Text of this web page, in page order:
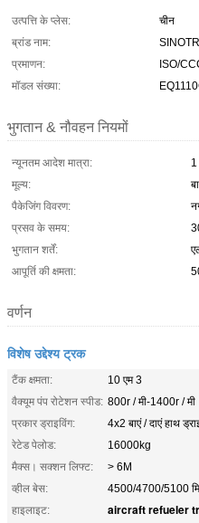
उत्पत्ति के प्लेस:
चीन
ब्रांड नाम:
प्रमाणन:
ISO/
मॉडल संख्या:
भुगतान & नौवहन नियमों
न्यूनतम आदेश मात्रा:
1
मूल्य:
पैकेजिंग विवरण:
प्रसव के समय:
भुगतान शर्तें:
आपूर्ति की क्षमता:
वर्णन
विशेष उद्देश्य ट्रक
टैंक क्षमता:
10 एम 3
वैक्यूम पंप रोटेशन स्पीड: 800r / मी-1400r / मी
प्रकार ड्राइविंग:
4x2 बाएं / दाएं हाथ
रेटेड पेलोड:
16000kg
मैक्स। सक्शन लिफ्ट:
> 6M
व्हील बेस:
4500/4700/5100
हाइलाइट:
aircraft refueler